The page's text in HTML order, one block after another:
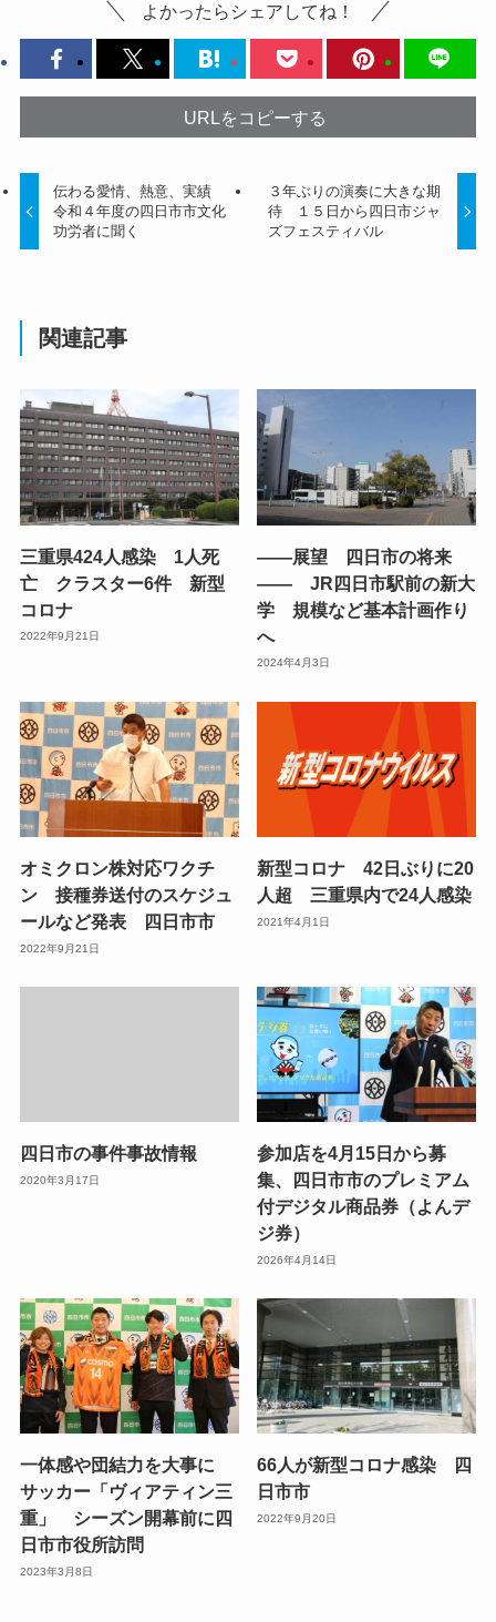
よかったらシェアしてね！
URLをコピーする
伝わる愛情、熱意、実績
令和４年度の四日市市文化
功労者に聞く
３年ぶりの演奏に大きな期
待 １５日から四日市ジャ
ズフェスティバル
関連記事
三重県424人感染 1人死
亡 クラスター6件 新型
コロナ
2022年9月21日
――展望 四日市の将来
―― JR四日市駅前の新大
学 規模など基本計画作り
へ
2024年4月3日
オミクロン株対応ワクチ
ン 接種券送付のスケジュ
ールなど発表 四日市市
2022年9月21日
新型コロナ 42日ぶりに20
人超 三重県内で24人感染
2021年4月1日
四日市の事件事故情報
2020年3月17日
参加店を4月15日から募
集、四日市市のプレミアム
付デジタル商品券（よんデ
ジ券）
2026年4月14日
一体感や団結力を大事に
サッカー「ヴィアティン三
重」 シーズン開幕前に四
日市市役所訪問
2023年3月8日
66人が新型コロナ感染 四
日市市
2022年9月20日